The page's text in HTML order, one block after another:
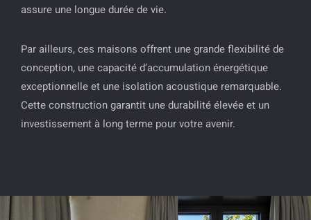
assure une longue durée de vie.
Par ailleurs, ces maisons offrent une grande flexibilité de
conception, une capacité d’accumulation énergétique
exceptionnelle et une isolation acoustique remarquable.
Cette construction garantit une durabilité élevée et un
investissement à long terme pour votre avenir.